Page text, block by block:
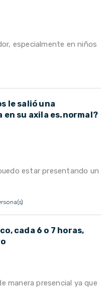
especialmente en niños
le salió una
su axila es.normal?
estar presentando un
cada 6 o 7 horas,
manera presencial ya que